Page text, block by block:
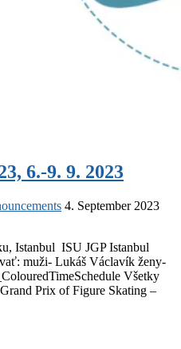
6.-9. 9. 2023
4. September 2023
Istanbul ISU JGP Istanbul
muži- Lukáš Václavík ženy-
Všetky
Prix of Figure Skating –